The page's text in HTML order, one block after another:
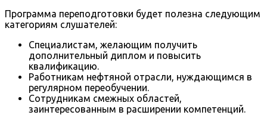
Программа переподготовки будет полезна следующим
категориям слушателей:
Специалистам, желающим получить
дополнительный диплом и повысить
квалификацию.
Работникам нефтяной отрасли, нуждающимся в
регулярном переобучении.
Сотрудникам смежных областей,
заинтересованным в расширении компетенций.